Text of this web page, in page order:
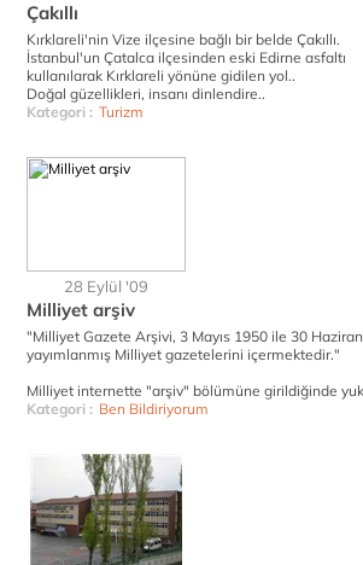
Çakıllı
Kırklareli'nin Vize ilçesine bağlı bir belde Çakıllı.
İstanbul'un Çatalca ilçesinden eski Edirne asfaltı
kullanılarak Kırklareli yönüne gidilen yol..
Doğal güzellikleri, insanı dinlendire..
Kategori : Turizm
28 Eylül '09
Milliyet arşiv
"Milliyet Gazete Arşivi, 3 Mayıs 1950 ile 30
yayımlanmış Milliyet gazetelerini içermektedir."
Milliyet internette "arşiv" bölümüne girildiğinde
Kategori : Ben Bildiriyorum